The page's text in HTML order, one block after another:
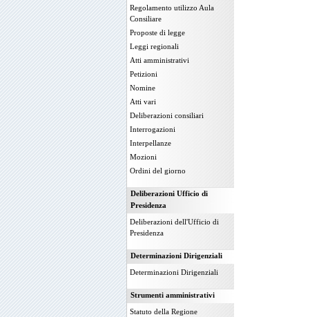
Regolamento utilizzo Aula
Consiliare
Proposte di legge
Leggi regionali
Atti amministrativi
Petizioni
Nomine
Atti vari
Deliberazioni consiliari
Interrogazioni
Interpellanze
Mozioni
Ordini del giorno
Deliberazioni Ufficio di
Presidenza
Deliberazioni dell'Ufficio di
Presidenza
Determinazioni Dirigenziali
Determinazioni Dirigenziali
Strumenti amministrativi
Statuto della Regione